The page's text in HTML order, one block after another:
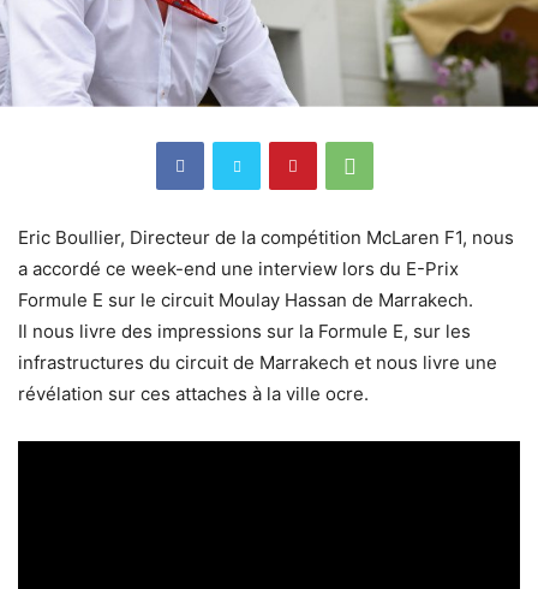
Eric Boullier, Directeur de la compétition McLaren F1, nous
a accordé ce week-end une interview lors du E-Prix
Formule E sur le circuit Moulay Hassan de Marrakech.
Il nous livre des impressions sur la Formule E, sur les
infrastructures du circuit de Marrakech et nous livre une
révélation sur ces attaches à la ville ocre.